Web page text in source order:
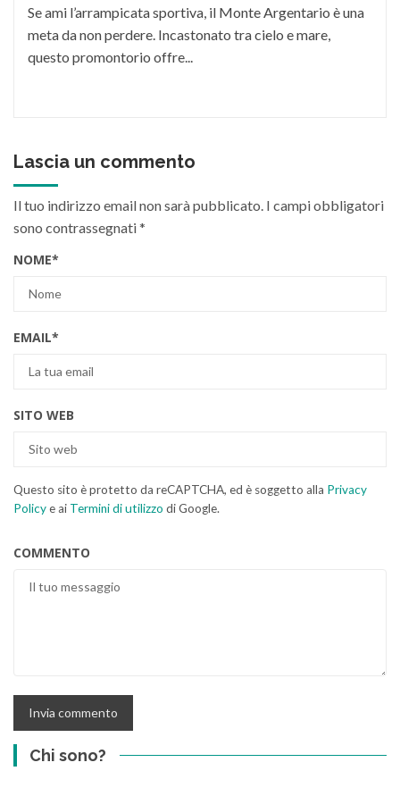
Se ami l’arrampicata sportiva, il Monte Argentario è una
meta da non perdere. Incastonato tra cielo e mare,
questo promontorio offre...
Lascia un commento
Il tuo indirizzo email non sarà pubblicato. I campi obbligatori
sono contrassegnati*
NOME*
EMAIL*
SITO WEB
Questo sito è protetto da reCAPTCHA, ed è soggetto alla Privacy
Policye ai Termini di utilizzo di Google.
COMMENTO
Chi sono?